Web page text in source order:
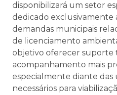
disponibilizará um setor
dedicado exclusivamente
demandas municipais
de licenciamento
objetivo oferecer suporte
acompanhamento mais
especialmente diante das
necessários para